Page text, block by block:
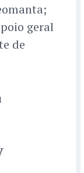
geral
de